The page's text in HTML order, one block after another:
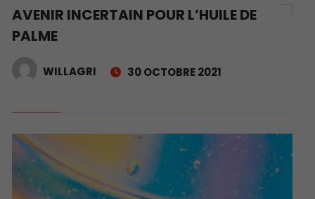
AVENIR INCERTAIN POUR L’HUILE DE
PALME
WILLAGRI 30 OCTOBRE 2021